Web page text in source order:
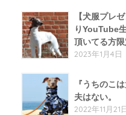
【犬服プレ
りYouTube
頂いてる方限
2023年1月4日
『うちのこ
夫はない。
2022年11月21